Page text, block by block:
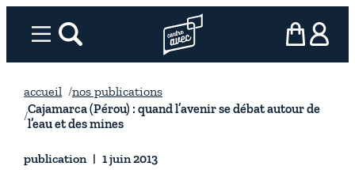
Menurechercher Page d’accueil l’association
mon panier
ma
accueil
nos publications
Cajamarca (Pérou) : quand l’avenir se débat autour de
l’eau et des mines
publication 1 juin 2013